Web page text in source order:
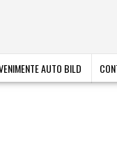
AUTO BILD